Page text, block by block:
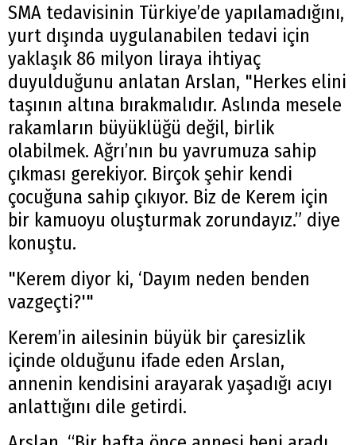
SMA tedavisinin Türkiye’de yapılamadığını,
yurt dışında uygulanabilen tedavi için
yaklaşık 86 milyon liraya ihtiyaç
duyulduğunu anlatan Arslan, "Herkes elini
taşının altına bırakmalıdır. Aslında mesele
rakamların büyüklüğü değil, birlik
olabilmek. Ağrı’nın bu yavrumuza sahip
çıkması gerekiyor. Birçok şehir kendi
çocuğuna sahip çıkıyor. Biz de Kerem için
bir kamuoyu oluşturmak zorundayız.” diye
konuştu.
"Kerem diyor ki, ‘Dayım neden benden
vazgeçti?'"
Kerem’in ailesinin büyük bir çaresizlik
içinde olduğunu ifade eden Arslan,
annenin kendisini arayarak yaşadığı acıyı
anlattığını dile getirdi.